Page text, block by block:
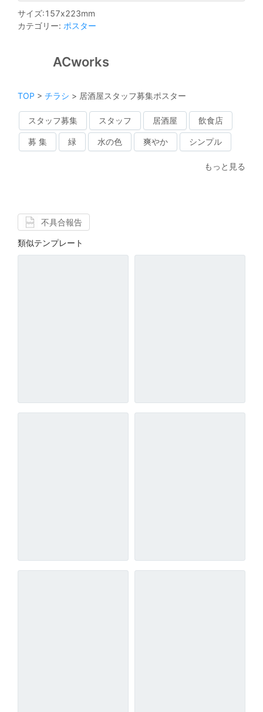
サイズ:157x223mm
カテゴリー: ポスター
ACworks
TOP > チラシ > 居酒屋スタッフ募集ポスター
スタッフ募集 スタッフ 居酒屋 飲食店
募 集 緑 水の色 爽やか シンプル
もっと見る
不具合報告
類似テンプレート